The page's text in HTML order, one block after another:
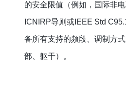
的安全限值（例如，国际非
ICNIRP导则或IEEE Std
备所有支持的频段、调制方
部、躯干）。